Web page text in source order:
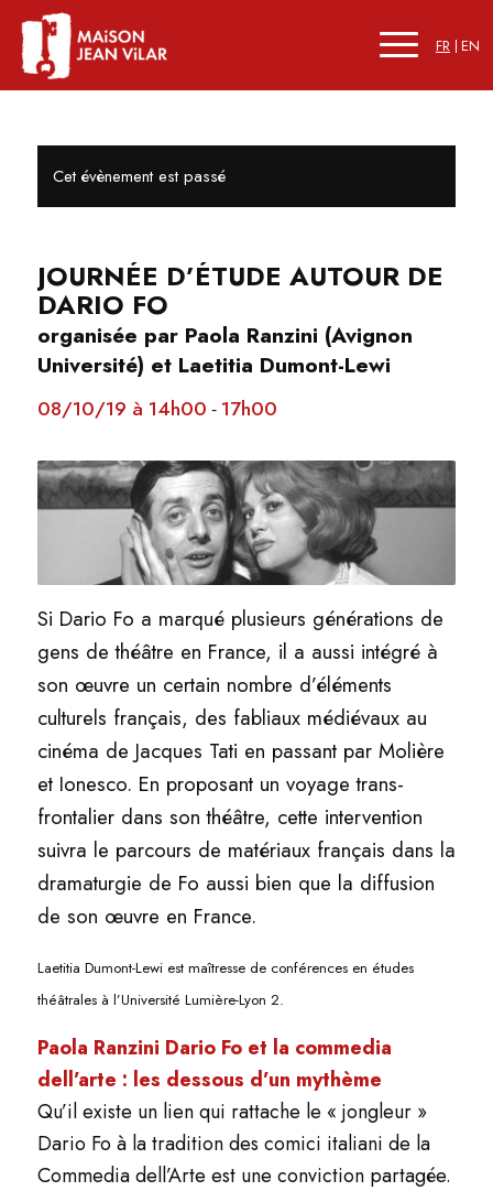
FR EN
Cet évènement est passé
JOURNÉE D’ÉTUDE AUTOUR DE
DARIO FO
organisée par Paola Ranzini (Avignon
Université) et Laetitia Dumont-Lewi
08/10/19 à 14h00 - 17h00
Si Dario Fo a marqué plusieurs générations de
gens de théâtre en France, il a aussi intégré à
son œuvre un certain nombre d’éléments
culturels français, des fabliaux médiévaux au
cinéma de Jacques Tati en passant par Molière
et Ionesco. En proposant un voyage trans-
frontalier dans son théâtre, cette intervention
suivra le parcours de matériaux français dans la
dramaturgie de Fo aussi bien que la diffusion
de son œuvre en France.
Laetitia Dumont-Lewi est maîtresse de conférences en études
théâtrales à l’Université Lumière-Lyon 2.
Paola Ranzini Dario Fo et la commedia
dell’arte : les dessous d’un mythème
Qu’il existe un lien qui rattache le « jongleur »
Dario Fo à la tradition des comici italiani de la
Commedia dell’Arte est une conviction partagée.